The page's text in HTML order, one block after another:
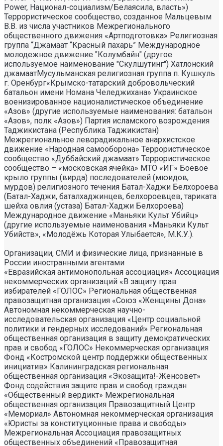
Power, Национал-социализм/Белаясила, власть»)
Террористическое сообщество, созданное Мальцевым
В.В. из числа участников Межрегионального
общественного движения «Артподготовка» Религиозная
группа “Джамаат “Красный пахарь” Международное
молодежное движение "Колумбайн" (другое
используемое наименование "Скулшутинг") Хатлонский
джамаатМусульманская религиозная группа п. Кушкуль
г. Оренбург«Крымско-татарский добровольческий
батальон имени Номана Челеджихана» Украинское
военизированное националистическое объединение
«Азов» (другие используемые наименования: батальон
«Азов», полк «Азов») Партия исламского возрождения
Таджикистана (Республика Таджикистан)
Межрегиональное леворадикальное анархистское
движение «Народная самооборона» Террористическое
сообщество «Дуббайский джамаат» Террористическое
сообщество – «московская ячейка» МТО «ИГ» Боевое
крыло группы (вирда) последователей (мюидов,
мурдов) религиозного течения Батал-Хаджи Белхороева
(Батал-Хаджи, баталхаджинцев, белхороевцев, тариката
шейха овлия (устаза) Батал-Хаджи Белхороева)
Международное движение «Маньяки Культ Убийц»
(другие используемые наименования «Маньяки Культ
Убийств», «Молодёжь Которая Улыбается», М.К.У.).
Организации, СМИ и физические лица, признанные в
России иностранными агентами
«Евразийская антимонопольная ассоциация» Ассоциация некоммерческих организаций «В защиту прав избирателей «ГОЛОС» Региональная общественная правозащитная организация «Союз «Женщины Дона» Автономная некоммерческая научно- исследовательская организация «Центр социальной политики и гендерных исследований» Региональная общественная организация в защиту демократических прав и свобод «ГОЛОС» Некоммерческая организация Фонд «Костромской центр поддержки общественных инициатив» Калининградская региональная общественная организация «Экозащита!-Женсовет» Фонд содействия защите прав и свобод граждан «Общественный вердикт» Межрегиональная общественная организация Правозащитный Центр «Мемориал» Автономная некоммерческая организация «Юристы за конституционные права и свободы» Межрегиональная Ассоциация правозащитных общественных объединений «Правозащитная ассоциация» Санкт-Петербургская региональная общественная правозащитная организация «Солдатские матери Санкт-Петербурга» Фонд «Институт Развития Свободы Информации» Автономная некоммерческая организация «Научный центр международных исследований «ПИР» Ассоциация «Партнерство для развития» (Саратовская региональная общественная благотворительная организация) Частное учреждение «Информационное агентство МЕМО. РУ» Некоммерческое партнерство «Институт региональной прессы» Автономная некоммерческая организация «Московская школа гражданского просвещения» Архангельская региональная общественная организация социально- психологической и правовой помощи лесбиянкам, геям, бисексуалам и трансгендерам (ЛГБТ) «Ракурс» Карачаево-Черкесская Республиканская молодежная общественная организация «Союз молодых политологов» Общероссийское общественное движение защиты прав человека «За права человека» Краснодарская краевая общественная организация выпускников вузов Калининградская региональная общественная организация «Правозащитный центр» Региональная общественная организация «Общественная комиссия по сохранению наследия академика Сахарова» Санкт-Петербургская правозащитная общественная организация «Лига избирательниц» Фонд поддержки свободы прессы Санкт-Петербургская общественная правозащитная организация «Гражданский контроль» Автономная некоммерческая организация информационных и правовых услуг «Ресурсный правозащитный центр» Межрегиональная общественная правозащитная организация «Человек и Закон» Автономная некоммерческая организация «Центр социального проектирования «Возрождение» Межрегиональная общественная организация «Информационно- просветительский центр «Мемориал» Межрегиональная общественная организация «Комитет против пыток» «Частное учреждение в Санкт- Петербурге по административной поддержке реализации программ и проектов Совета Министров северных стран» Автономная некоммерческая правозащитная организация «Молодежный центр консультации и тренинга» Еврейское областное региональное отделение Общероссийской общественной организации «Муниципальная Академия» Некоммерческое партнерство «Институт развития прессы-Сибирь» Мурманская региональная общественная организация «Центр социально-психологической помощи и правовой поддержки жертв дискриминации и гомофобии «Максимум» Межрегиональный общественный фонд содействия развитию гражданского общества «ГОЛОС – Поволжье» Межрегиональная благотворительная общественная организация «Сибирский экологический центр» Фонд «Центр гражданского анализа и независимых исследований «ГРАНИ» Городская общественная организация «Самарский центр гендерных исследований» Региональный Фонд «Центр Защиты Прав Средств Массовой Информации» Челябинский региональный благотворительный общественный фонд «За природу» Челябинское региональное экологическое общественное движение «За природу» Общественное региональное движение «Новгородский Женский Парламент» Самарская региональная общественная организация содействия гармонизации межнациональных отношений «АЗЕРБАЙДЖАН» Мурманская региональная молодежная общественная организация «Гуманистическое движение молодежи» Мурманская региональная общественная экологическая организация «Беллона-Мурманск» Частное учреждение дополнительного профессионального образования «Учебный центр экологии и безопасности» Фонд поддержки социальных проектов «Миграция XXI век» Ростовская городская общественная организация «ЭКО-ЛОГИКА» Автономная некоммерческая организация «Центр антикоррупционных исследований и инициатив «Трансперенси Интернешнл-Р» Озерская городская социально- экологическая общественная организация «Планета надежд» Новосибирский областной общественный фонд «Фонд защиты прав потребителей» Региональная общественная благотворительная организация помощи беженцам и мигрантам «Гражданское содействие» Фонд поддержки расследовательской журналистики – Фонд 19/29 Калининградская региональная общественная организация информационно-правовых программ «Женская лига» Автономная некоммерческая организация «Мемориальный центр истории политических репрессий «Пермь-36» Ассоциация «Экспертно-правовое партнерство «Союз» Некоммерческое партнерство «Клуб бухгалтеров и аудиторов некоммерческих организаций» «Частное учреждение в Калининграде по административной поддержке реализации программ и проектов Совета Министров северных стран» Межрегиональная благотворительная общественная организация «Центр развития некоммерческих организаций» Негосударственное образовательное учреждение дополнительного профессионального образования (повышение квалификации) специалистов «АКАДЕМИЯ ПО ПРАВАМ ЧЕЛОВЕКА» Свердловская региональная общественная организация «Сутяжник» Нижегородская региональная общественная организация «Экологический центр «Дронт» ФОНД НЕКОММЕРЧЕСКИХ ПРОГРАММ ДМИТРИЯ ЗИМИНА «ДИНАСТИЯ» НЕКОММЕРЧЕСКАЯ ОРГАНИЗАЦИЯ НАУЧНЫЙ ФОНД ТЕОРЕТИЧЕСКИХ И ПРИКЛАДНЫХ ИССЛЕДОВАНИЙ «ЛИБЕРАЛЬНАЯ МИССИЯ» Территориальное объединение работодателей «Ефремовский районный союз промышленников и предпринимателей» Региональная общественная организация «Центр независимых исследователей Республики Алтай» ФОНД "СИБИРСКИЙ ЦЕНТР ПОДДЕРЖКИ ОБЩЕСТВЕННЫХ ИНИЦИАТИВ" РЕСПУБЛИКАНСКАЯ МОЛОДЕЖНАЯ ОБЩЕСТВЕННАЯ ОРГАНИЗАЦИЯ «НУОРИ КАРЬЯЛА» («МОЛОДАЯ КАРЕЛИЯ) МЕЖРЕГИОНАЛЬНЫЙ ОБЩЕСТВЕННЫЙ ФОНД МИРА НА ЮГЕ И СЕВЕРНОМ КАВКАЗЕ Автономная некоммерческая организация «Центр независимых социологических исследований» Автономная некоммерческая организация «Центр информации «ФРИИНФОРМ» Региональная общественная организация содействия охране репродуктивного здоровья граждан «Народонаселение и Развитие» Алтайская краевая общественная организация «Геблеровское экологическое общество» АССОЦИАЦИЯ «СОДЕЙСТВИЕ В ПРАВОВОЙ ЗАЩИТЕ НАСЕЛЕНИЯ «ПРАВОВАЯ ОСНОВА» Межрегиональная общественная организация «Северная природоохранная коалиция» КОМИ РЕГИОНАЛЬНАЯ ОБЩЕСТВЕННАЯ ОРГАНИЗАЦИЯ «КОМИССИЯ ПО ЗАЩИТЕ ПРАВ ЧЕЛОВЕКА «МЕМОРИАЛ» Алтайский краевой эколого- культурный общественный фонд «Алтай-21век» МЕЖРЕГИОНАЛЬНЫЙ ОБЩЕСТВЕННЫЙ ФОНД СОДЕЙСТВИЯ РАЗВИТИЮ ГРАЖДАНСКОГО ОБЩЕСТВА «ГОЛОС – УРАЛ» ФОНД ПОДДЕРЖКИ СРЕДСТВ МАССОВОЙ ИНФОРМАЦИИ «СРЕДА» Нижегородская областная социально- экологическая общественная организация «Зеленый мир» ФОНД «ГРАЖДАНСКОЕ ДЕЙСТВИЕ» Некоммерческое партнерство «Альянс фондов местных сообществ Пермского края» Кабардино-Балкарский республиканский общественный правозащитный центр Региональное отделение Общероссийского общественного движения «За права человека» ЧЕЧЕНСКАЯ РЕГИОНАЛЬНАЯ ОБЩЕСТВЕННАЯ ОРГАНИЗАЦИЯ «ПРАВОЗАЩИТНЫЙ ЦЕНТР ЧЕЧЕНСКОЙ РЕСПУБЛИКИ» Межрегиональный общественный экологический фонд «ИСАР-СИБИРЬ» ОБЩЕСТВЕННАЯ ОРГАНИЗАЦИЯ «ПЕРМСКИЙ РЕГИОНАЛЬНЫЙ ПРАВОЗАЩИТНЫЙ ЦЕНТР» Региональная общественная организация по улучшению качества жизни общества «Сибирская линия жизни» Фонд в поддержку демократии «ГОЛОС» Региональная общественная организация «Еврейский общинный культурный центр Рязанской области «Хесед-Тшува» Региональная общественная организация «Экологическая вахта Сахалина» Региональная общественная организация «Экологическая вахта Сахалина» Автономная некоммерческая организация «Информационно- исследовательский центр «Ясавэй Манзара» Межрегиональная общественная благотворительная организация «Общество защиты прав потребителей и охраны окружающей среды «ПРИНЦИПЪ» Автономная некоммерческая организация «Дальневосточный центр развития гражданских инициатив и социального партнерства» Союз общественных объединений «Российский исследовательский центр по правам человека» Фонд содействия развитию гражданского общества и правам человека «Женщины Дона» Красноярское региональное экологическое общественное движение «Друзья сибирских лесов» Омская городская общественная организация «Фотоклуб «Со-бытие» Региональное общественное учреждение научно-информационный центр «МЕМОРИАЛ» Иркутская региональная общественная организация «Байкальская Экологическая Волна» Некоммерческая организация «Фонд защиты гласности» Автономная некоммерческая организация «Институт прав человека» Межрегиональная общественная организация «Центр содействия коренным малочисленным народам Севера» Местная общественная благотворительная экологическая организация Зеленый Мир Автономная некоммерческая организация «Правозащитная организация «МАШР» Калининградская региональная общественная организация содействия развитию женского сообщества «Мир женщины» Региональная общественная организация «Информационно- исследовательский центр «Панорама» Забайкальское краевое общественное учреждение «Общественный экологический центр «Даурия» Городская общественная организация «Екатеринбургское общество «МЕМОРИАЛ» Межрегиональная общественная организация «Комитет по предотвращению пыток» Межрегиональная общественная организация «Бюро общественных расследований» Нижегородская региональная общественная организация «Институт прогнозирования и урегулирования политических конфликтов» Городская общественная организация «Рязанское историко- просветительское и правозащитное общество «Мемориал» (Рязанский Мемориал) Санкт-Петербургская общественная организация «Общество содействия социальной защите граждан «Петербургская ЭГИДА» Челябинский региональный орган общественной самодеятельности